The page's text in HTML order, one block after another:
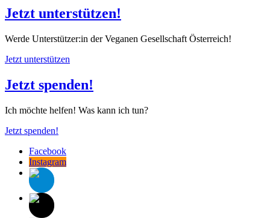
Jetzt unterstützen!
Werde Unterstützer:in der Veganen Gesellschaft Österreich!
Jetzt unterstützen
Jetzt spenden!
Ich möchte helfen! Was kann ich tun?
Jetzt spenden!
Facebook
Instagram